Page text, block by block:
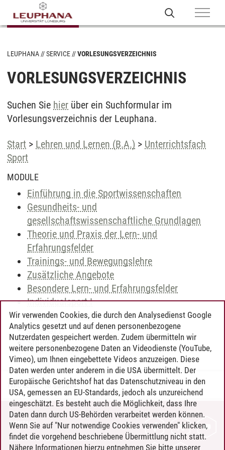
LEUPHANA SERVICE VORLESUNGSVERZEICHNIS
VORLESUNGSVERZEICHNIS
Suchen Sie hier über ein Suchformular im
Vorlesungsverzeichnis der Leuphana.
Start > Lehren und Lernen (B.A.) > Unterrichtsfach
Sport
MODULE
Einführung in die Sportwissenschaften
Gesundheits- und
gesellschaftswissenschaftliche Grundlagen
Theorie und Praxis der Lern- und
Erfahrungsfelder
Trainings- und Bewegungslehre
Zusätzliche Angebote
Besondere Lern- und Erfahrungsfelder
Individualsport I
Individualsport II
Spielen I
Spielen II
Timo Leder/30.06.2024
KONTAKT
LEUPHANA ALS ARBEITGEBER
Wir verwenden Cookies, die durch den Analysedienst Google
Analytics gesetzt und auf denen personenbezogene
Nutzerdaten gespeichert werden. Zudem übermitteln wir
weitere personenbezogene Daten an Videodienste (YouTube,
Vimeo), um Ihnen eingebettete Videos anzuzeigen. Diese
Daten werden unter anderem in die USA übermittelt. Der
Europäische Gerichtshof hat das Datenschutzniveau in den
USA, gemessen an EU-Standards, jedoch als unzureichend
eingeschätzt. Es besteht auch die Möglichkeit, dass Ihre
Daten dann durch US-Behörden verarbeitet werden können.
Wenn Sie auf "Nur notwendige Cookies verwenden" klicken,
findet die vorgehend beschriebene Übermittlung nicht statt.
Nähere Informationen hierzu entnehmen Sie bitte unserer